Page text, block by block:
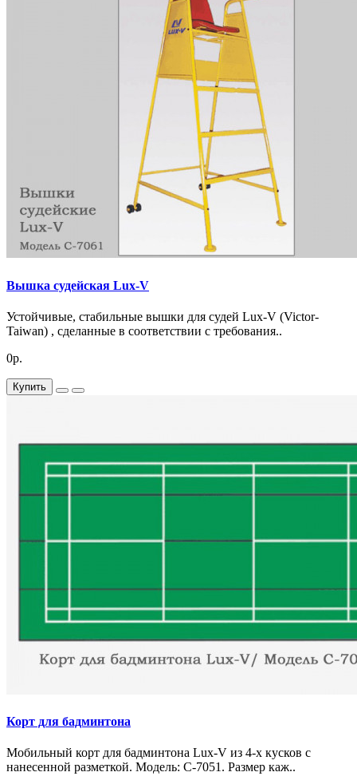
Вышка судейская Lux-V
Устойчивые, стабильные вышки для судей Lux-V (Victor-
Taiwan) , сделанные в соответствии с требования..
0р.
Купить
Корт для бадминтона
Мобильный корт для бадминтона Lux-V из 4-х кусков с
нанесенной разметкой. Модель: C-7051. Размер каж..